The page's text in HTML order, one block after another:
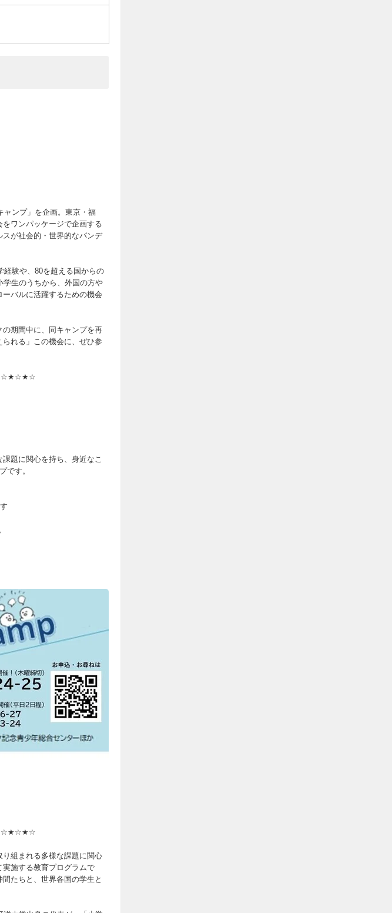
ャンプ」を企画。東京・福
ワンパッケージで企画する
が社会的・世界的なパンデ
経験や、80を超える国からの
生のうちから、外国の方や
バルに活躍するための機会
期間中に、同キャンプを再
れる」この機会に、ぜひ参
題に関心を持ち、身近なこ
です。
組まれる多様な課題に関心
施する教育プログラムで
たちと、世界各国の学生と